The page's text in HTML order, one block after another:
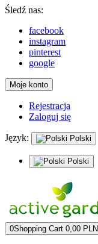
Śledź nas:
facebook
instagram
pinterest
google
Moje konto
Rejestracja
Zaloguj się
Język: Polski
Polski
0Shopping Cart 0,00 PLN